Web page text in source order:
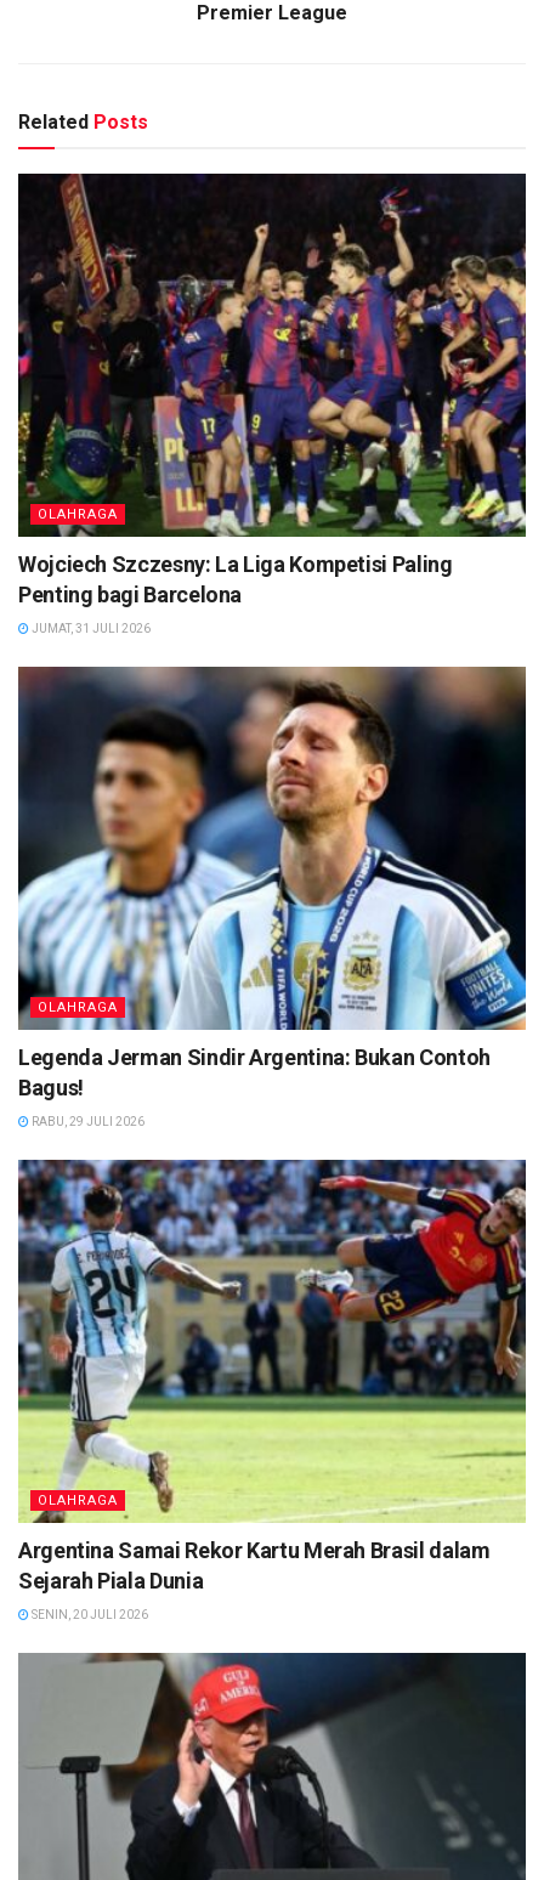
Premier League
Related Posts
OLAHRAGA
Wojciech Szczesny: La Liga Kompetisi Paling
Penting bagi Barcelona
JUMAT, 31 JULI 2026
OLAHRAGA
Legenda Jerman Sindir Argentina: Bukan Contoh
Bagus!
RABU, 29 JULI 2026
OLAHRAGA
Argentina Samai Rekor Kartu Merah Brasil dalam
Sejarah Piala Dunia
SENIN, 20 JULI 2026